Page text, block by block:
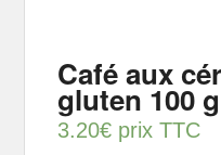
Café aux
gluten 100
3.20€ prix TTC